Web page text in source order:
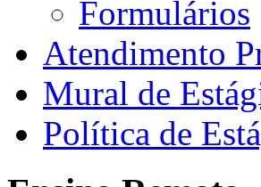
Formulários
Atendimento
Mural de
Política de